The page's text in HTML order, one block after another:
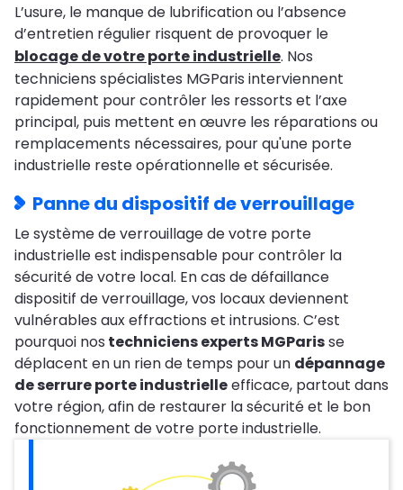
L’usure, le manque de lubrification ou l’absence
d’entretien régulier risquent de provoquer le
blocage de votre porte industrielle. Nos
techniciens spécialistes MGParis interviennent
rapidement pour contrôler les ressorts et l’axe
principal, puis mettent en œuvre les réparations ou
remplacements nécessaires, pour qu'une porte
industrielle reste opérationnelle et sécurisée.
Panne du dispositif de verrouillage
Le système de verrouillage de votre porte
industrielle est indispensable pour contrôler la
sécurité de votre local. En cas de défaillance
dispositif de verrouillage, vos locaux deviennent
vulnérables aux effractions et intrusions. C’est
pourquoi nos techniciens experts MGParisse
déplacent en un rien de temps pour un dépannage
de serrure porte industrielleefficace, partout dans
votre région, afin de restaurer la sécurité et le bon
fonctionnement de votre porte industrielle.